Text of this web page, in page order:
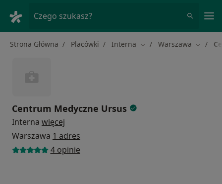
Czego szukasz?
Strona Główna Placówki Interna Zmień miasto
Warszawa Zmień
Centrum Medyczne Ursus
Interna więcej
Warszawa 1 adres
4 opinie